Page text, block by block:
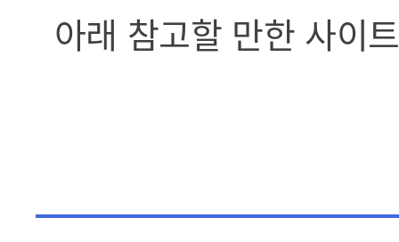
아래 참고할 만한 사이